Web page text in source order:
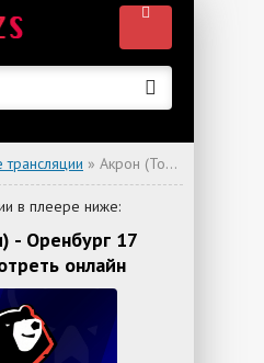
» Акрон (Тольятти) - Оренбург
в плеере ниже:
- Оренбург 17
онлайн